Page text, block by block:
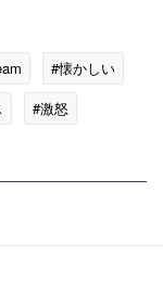
#懐かしい
#激怒